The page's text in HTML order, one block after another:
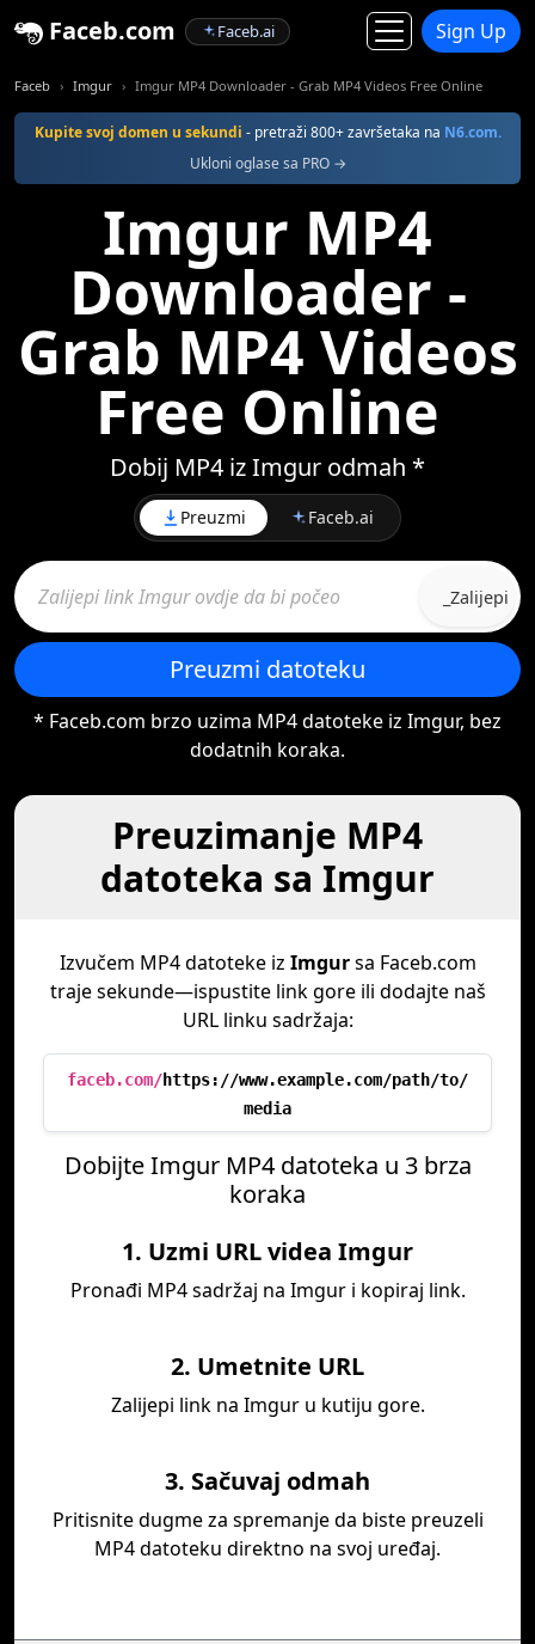
Faceb.com Faceb.ai Sign Up
Faceb Imgur Imgur MP4 Downloader - Grab MP4 Videos Free Online
Kupite svoj domen u sekundi - pretraži 800+ završetaka na N6.com.
Ukloni oglase sa PRO →
Imgur MP4
Downloader -
Grab MP4 Videos
Free Online
Dobij MP4 iz Imgur odmah *
Preuzmi Faceb.ai
_Zalijepi
Preuzmi datoteku
* Faceb.com brzo uzima MP4 datoteke iz Imgur, bez
dodatnih koraka.
Preuzimanje MP4
datoteka sa Imgur
Izvučem MP4 datoteke iz Imgursa Faceb.com
traje sekunde—ispustite link gore ili dodajte naš
URL linku sadržaja:
faceb.com/https://www.example.com/path/to/
media
Dobijte Imgur MP4 datoteka u 3 brza
koraka
1. Uzmi URL videa Imgur
Pronađi MP4 sadržaj na Imgur i kopiraj link.
2. Umetnite URL
Zalijepi link na Imgur u kutiju gore.
3. Sačuvaj odmah
Pritisnite dugme za spremanje da biste preuzeli
MP4 datoteku direktno na svoj uređaj.